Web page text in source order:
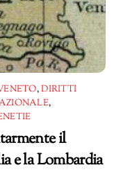
,DIRITTI
,
il
e la Lombardia